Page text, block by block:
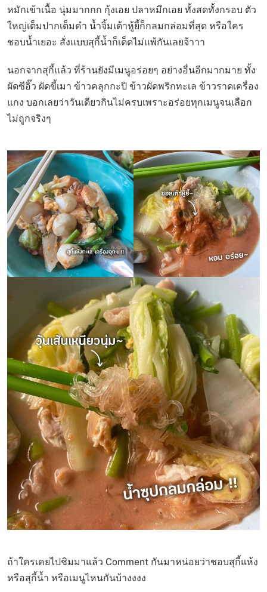
หมักเข้าเนื้อ นุ่มมากกก กุ้งเอย ปลาหมึกเอย ทั้งสดทั้งกรอบ ตัว
ใหญ่เต็มปากเต็มคำ น้ำจิ้มเต้าหู้ยี้ก็กลมกล่อมที่สุด หรือใคร
ชอบน้ำเยอะ สั่งแบบสุกี้น้ำก็เด็ดไม่แพ้กันเลยจ้าาา
นอกจากสุกี้แล้ว ที่ร้านยังมีเมนูอร่อยๆ อย่างอื่นอีกมากมาย ทั้ง
ผัดซีอิ๊ว ผัดขี้เมา ข้าวคลุกกะปิ ข้าวผัดพริกทะเล ข้าวราดเครื่อง
แกง บอกเลยว่าวันเดียวกินไม่ครบเพราะอร่อยทุกเมนูจนเลือก
ไม่ถูกจริงๆ
ถ้าใครเคยไปชิมมาแล้ว Comment กันมาหน่อยว่าชอบสุกี้แห้ง
หรือสุกี้น้ำ หรือเมนูไหนกันบ้างงงง